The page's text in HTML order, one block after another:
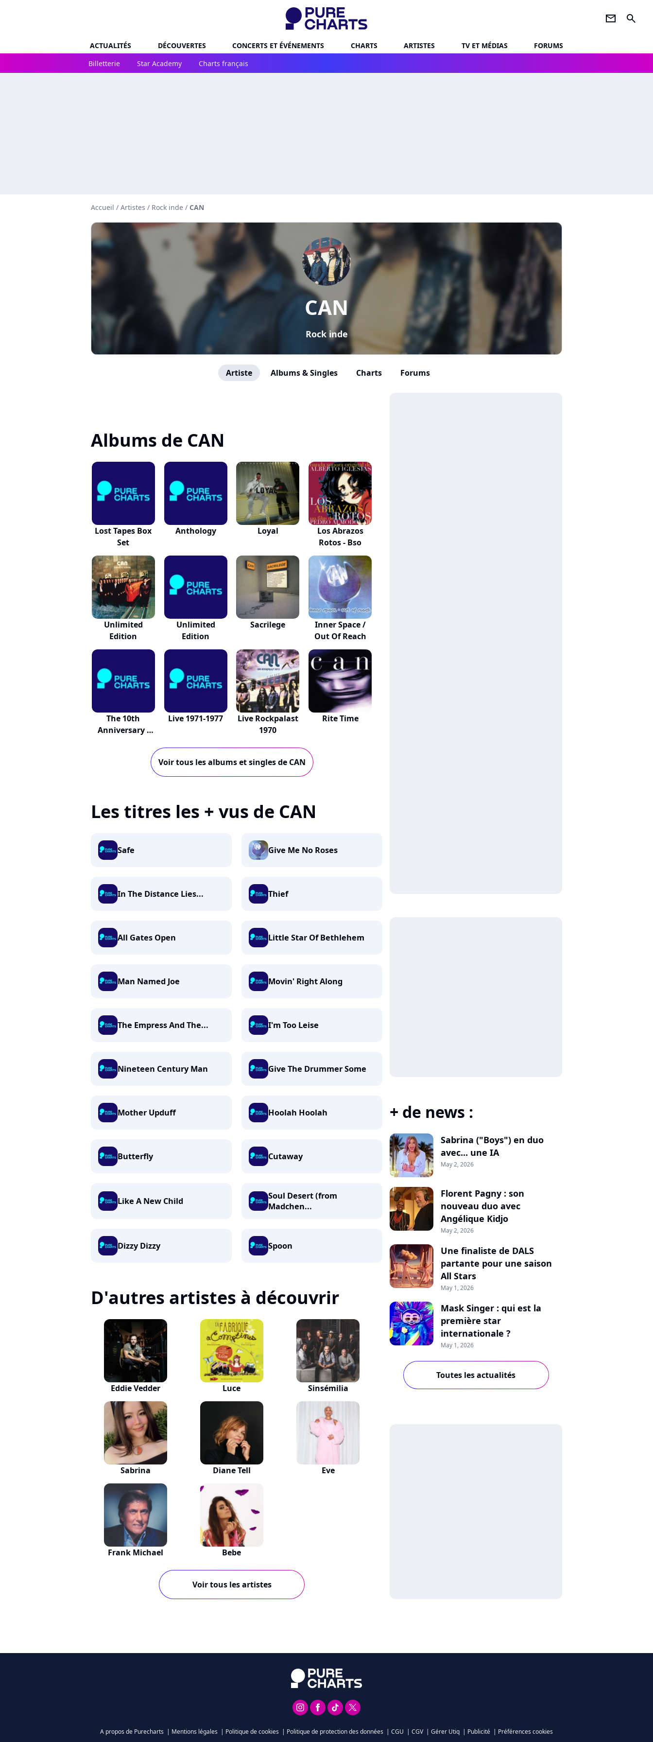
newsletter search
ACTUALITÉS DÉCOUVERTES CONCERTS ET ÉVÉNEMENTS CHARTS ARTISTES TV ET MÉDIAS
FORUMS
Billetterie
Star Academy Charts français
Accueil / Artistes / Rock inde / CAN
CAN
Rock inde
Artiste Albums & Singles Charts Forums
Albums de CAN
Lost Tapes Box
Set
Anthology Loyal
Los Abrazos
Rotos - Bso
Unlimited
Edition
Unlimited
Edition
Sacrilege
Inner Space /
Out Of Reach
The 10th
Anniversary -
Live 1971-1977
Live Rockpalast
1970
Rite Time
Voir tous les albums et singles de CAN
Les titres les + vus de CAN
Safe Give Me No Roses
In The Distance Lies... Thief
All Gates Open Little Star Of Bethlehem
Man Named Joe Movin' Right Along
The Empress And The... I'm Too Leise
Nineteen Century Man Give The Drummer Some
Mother Upduff Hoolah Hoolah
Butterfly Cutaway
Like A New Child
Soul Desert (from
Madchen...
Dizzy Dizzy Spoon
D'autres artistes à découvrir
Eddie Vedder Luce Sinsémilia
Sabrina Diane Tell Eve
Frank Michael Bebe
Voir tous les artistes
+ de news :
Sabrina ("Boys") en duo
avec... une IA
May 2, 2026
Florent Pagny : son
nouveau duo avec
Angélique Kidjo
May 2, 2026
Une finaliste de DALS
partante pour une saison
All Stars
May 1, 2026
Mask Singer : qui est la
première star
internationale ?
May 1, 2026
Toutes les actualités
A propos de Purecharts | Mentions légales | Politique de cookies | Politique de protection des données | CGU | CGV | Gérer Utiq | Publicité | Préférences cookies